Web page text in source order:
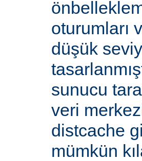
oturumları
düşük
sunucu
veri
distcache
mümkün